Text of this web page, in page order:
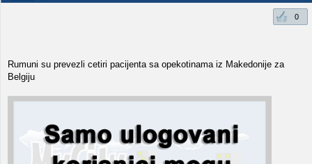
0
Rumuni su prevezli cetiri pacijenta sa opekotinama iz Makedonije za
Belgiju